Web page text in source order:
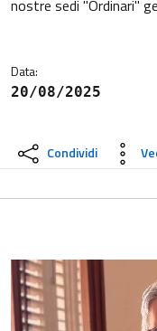
nostre sedi "Ordinari"
Data:
20/08/2025
Condividi